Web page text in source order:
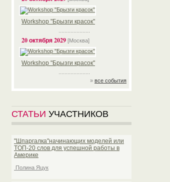
Workshop "Брызги красок"
20 октября 2029 [Москва]
Workshop "Брызги красок"
» все события
СТАТЬИ УЧАСТНИКОВ
"Шпаргалка"начинающих моделей или
TOП-20 слов для успешной работы в
Америке
Полина Яцук